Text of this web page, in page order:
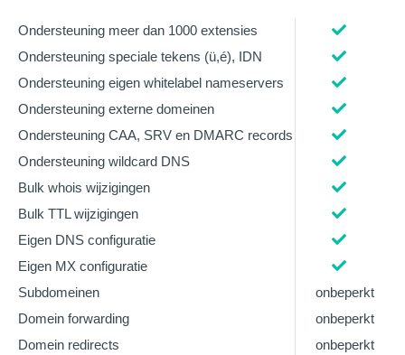
Ondersteuning meer dan 1000 extensies
Ondersteuning speciale tekens (ü,é), IDN
Ondersteuning eigen whitelabel nameservers
Ondersteuning externe domeinen
Ondersteuning CAA, SRV en DMARC records
Ondersteuning wildcard DNS
Bulk whois wijzigingen
Bulk TTL wijzigingen
Eigen DNS configuratie
Eigen MX configuratie
Subdomeinen
Domein forwarding
Domein redirects
onbeperkt
onbeperkt
onbeperkt